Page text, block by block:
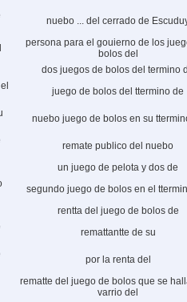
nuebo ... del cerrado de
persona para el gouierno de los
bolos del
dos juegos de bolos del termino
juego de bolos del ttermino de
nuebo juego de bolos en su
remate publico del nuebo
un juego de pelota y dos de
segundo juego de bolos en el
rentta del juego de bolos de
remattantte de su
por la renta del
rematte del juego de bolos que se
varrio del